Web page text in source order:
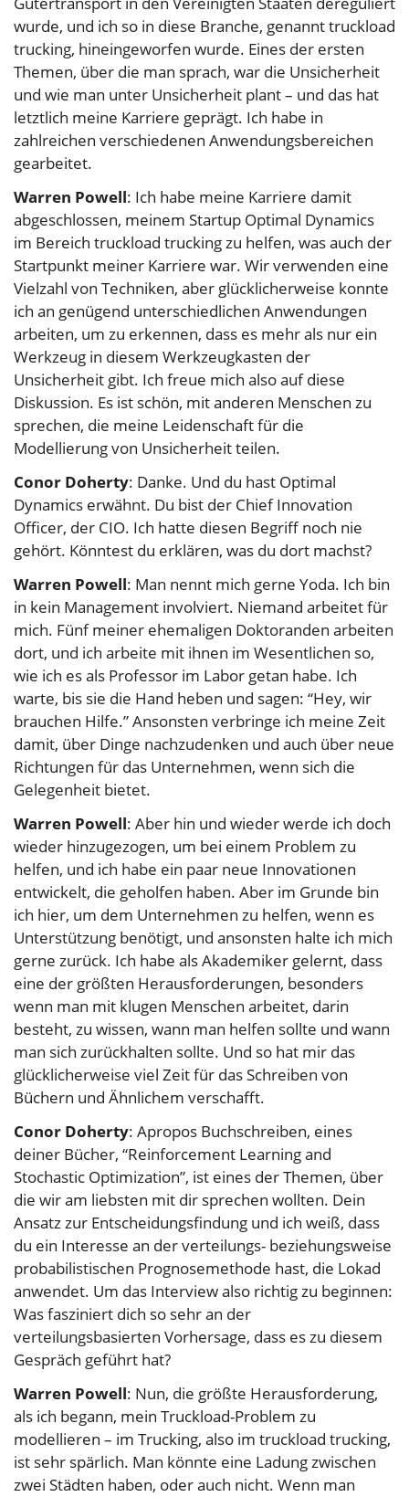
wurde, und ich so in diese Branche, genannt truckload
trucking, hineingeworfen wurde. Eines der ersten
Themen, über die man sprach, war die Unsicherheit
und wie man unter Unsicherheit plant – und das hat
letztlich meine Karriere geprägt. Ich habe in
zahlreichen verschiedenen Anwendungsbereichen
gearbeitet.
Warren Powell: Ich habe meine Karriere damit
abgeschlossen, meinem Startup Optimal Dynamics
im Bereich truckload trucking zu helfen, was auch der
Startpunkt meiner Karriere war. Wir verwenden eine
Vielzahl von Techniken, aber glücklicherweise konnte
ich an genügend unterschiedlichen Anwendungen
arbeiten, um zu erkennen, dass es mehr als nur ein
Werkzeug in diesem Werkzeugkasten der
Unsicherheit gibt. Ich freue mich also auf diese
Diskussion. Es ist schön, mit anderen Menschen zu
sprechen, die meine Leidenschaft für die
Modellierung von Unsicherheit teilen.
Conor Doherty: Danke. Und du hast Optimal
Dynamics erwähnt. Du bist der Chief Innovation
Officer, der CIO. Ich hatte diesen Begriff noch nie
gehört. Könntest du erklären, was du dort machst?
Warren Powell: Man nennt mich gerne Yoda. Ich bin
in kein Management involviert. Niemand arbeitet für
mich. Fünf meiner ehemaligen Doktoranden arbeiten
dort, und ich arbeite mit ihnen im Wesentlichen so,
wie ich es als Professor im Labor getan habe. Ich
warte, bis sie die Hand heben und sagen: “Hey, wir
brauchen Hilfe.” Ansonsten verbringe ich meine Zeit
damit, über Dinge nachzudenken und auch über neue
Richtungen für das Unternehmen, wenn sich die
Gelegenheit bietet.
Warren Powell: Aber hin und wieder werde ich doch
wieder hinzugezogen, um bei einem Problem zu
helfen, und ich habe ein paar neue Innovationen
entwickelt, die geholfen haben. Aber im Grunde bin
ich hier, um dem Unternehmen zu helfen, wenn es
Unterstützung benötigt, und ansonsten halte ich mich
gerne zurück. Ich habe als Akademiker gelernt, dass
eine der größten Herausforderungen, besonders
wenn man mit klugen Menschen arbeitet, darin
besteht, zu wissen, wann man helfen sollte und wann
man sich zurückhalten sollte. Und so hat mir das
glücklicherweise viel Zeit für das Schreiben von
Büchern und Ähnlichem verschafft.
Conor Doherty: Apropos Buchschreiben, eines
deiner Bücher, “Reinforcement Learning and
Stochastic Optimization”, ist eines der Themen, über
die wir am liebsten mit dir sprechen wollten. Dein
Ansatz zur Entscheidungsfindung und ich weiß, dass
du ein Interesse an der verteilungs- beziehungsweise
probabilistischen Prognosemethode hast, die Lokad
anwendet. Um das Interview also richtig zu beginnen:
Was fasziniert dich so sehr an der
verteilungsbasierten Vorhersage, dass es zu diesem
Gespräch geführt hat?
Warren Powell: Nun, die größte Herausforderung,
als ich begann, mein Truckload-Problem zu
modellieren – im Trucking, also im truckload trucking,
ist sehr spärlich. Man könnte eine Ladung zwischen
zwei Städten haben, oder auch nicht. Wenn man